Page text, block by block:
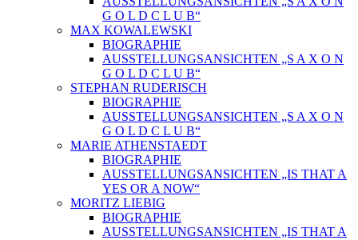
G O L D C L U B“
MAX KOWALEWSKI
BIOGRAPHIE
AUSSTELLUNGSANSICHTEN „S A X O N
G O L D C L U B“
STEPHAN RUDERISCH
BIOGRAPHIE
AUSSTELLUNGSANSICHTEN „S A X O N
G O L D C L U B“
MARIE ATHENSTAEDT
BIOGRAPHIE
AUSSTELLUNGSANSICHTEN „IS THAT A
YES OR A NOW“
MORITZ LIEBIG
BIOGRAPHIE
AUSSTELLUNGSANSICHTEN „IS THAT A